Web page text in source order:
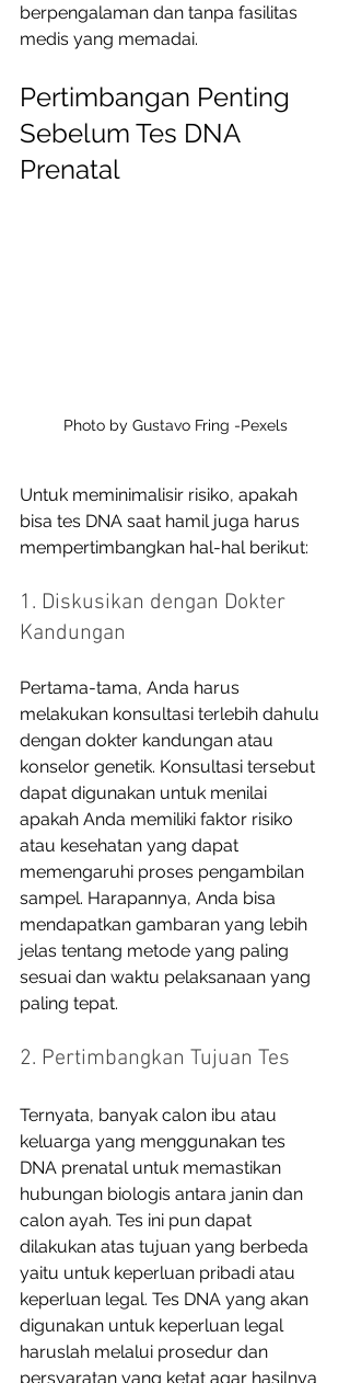
berpengalaman dan tanpa fasilitas
medis yang memadai.
Pertimbangan Penting
Sebelum Tes DNA
Prenatal
Photo by Gustavo Fring -Pexels
Untuk meminimalisir risiko, apakah
bisa tes DNA saat hamil juga harus
mempertimbangkan hal-hal berikut:
1. Diskusikan dengan Dokter
Kandungan
Pertama-tama, Anda harus
melakukan konsultasi terlebih dahulu
dengan dokter kandungan atau
konselor genetik. Konsultasi tersebut
dapat digunakan untuk menilai
apakah Anda memiliki faktor risiko
atau kesehatan yang dapat
memengaruhi proses pengambilan
sampel. Harapannya, Anda bisa
mendapatkan gambaran yang lebih
jelas tentang metode yang paling
sesuai dan waktu pelaksanaan yang
paling tepat.
2. Pertimbangkan Tujuan Tes
Ternyata, banyak calon ibu atau
keluarga yang menggunakan tes
DNA prenatal untuk memastikan
hubungan biologis antara janin dan
calon ayah. Tes ini pun dapat
dilakukan atas tujuan yang berbeda
yaitu untuk keperluan pribadi atau
keperluan legal. Tes DNA yang akan
digunakan untuk keperluan legal
haruslah melalui prosedur dan
persyaratan yang ketat agar hasilnya